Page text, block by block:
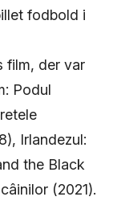
fodbold i
film, der var
Podul
Irlandezul:
the Black
(2021).